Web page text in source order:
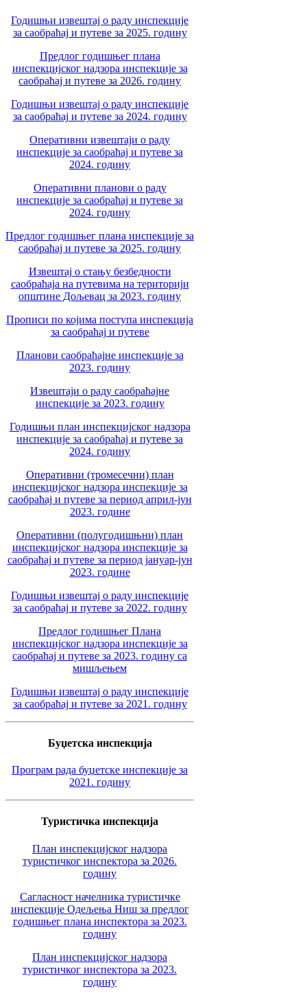
Годишњи извештај о раду инспекције
за саобраћај и путеве за 2025. годину
Предлог годишњег плана
инспекцијског надзора инспекције за
саобраћај и путеве за 2026. годину
Годишњи извештај о раду инспекције
за саобраћај и путеве за 2024. годину
Оперативни извештаји о раду
инспекције за саобраћај и путеве за
2024. годину
Оперативни планови о раду
инспекције за саобраћај и путеве за
2024. годину
Предлог годишњег плана инспекције за
саобраћај и путеве за 2025. годину
Извештај о стању безбедности
саобраћаја на путевима на територији
општине Дољевац за 2023. годину
Прописи по којима поступа инспекција
за саобраћај и путеве
Планови саобраћајне инспекције за
2023. годину
Извештаји о раду саобраћајне
инспекције за 2023. годину
Годишњи план инспекцијског надзора
инспекције за саобраћај и путеве за
2024. годину
Оперативни (тромесечни) план
инспекцијског надзора инспекције за
саобраћај и путеве за период април-јун
2023. године
Оперативни (полугодишњни) план
инспекцијског надзора инспекције за
саобраћај и путеве за период јануар-јун
2023. године
Годишњи извештај о раду инспекције
за саобраћај и путеве за 2022. годину
Предлог годишњег Плана
инспекцијског надзора инспекције за
саобраћај и путеве за 2023. годину са
мишљењем
Годишњи извештај о раду инспекције
за саобраћај и путеве за 2021. годину
Буџетска инспекција
Програм рада буџетске инспекције за
2021. годину
Туристичка инспекција
План инспекцијског надзора
туристичког инспектора за 2026.
годину
Сагласност начелника туристичке
инспекције Одељења Ниш за предлог
годишњег плана инспектора за 2023.
годину
План инспекцијског надзора
туристичког инспектора за 2023.
годину